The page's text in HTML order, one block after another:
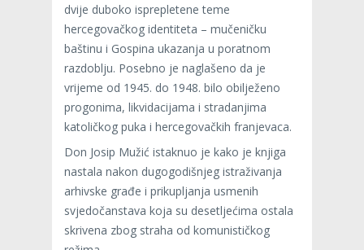
dvije duboko isprepletene teme
hercegovačkog identiteta – mučeničku
baštinu i Gospina ukazanja u poratnom
razdoblju. Posebno je naglašeno da je
vrijeme od 1945. do 1948. bilo obilježeno
progonima, likvidacijama i stradanjima
katoličkog puka i hercegovačkih franjevaca.
Don Josip Mužić istaknuo je kako je knjiga
nastala nakon dugogodišnjeg istraživanja
arhivske građe i prikupljanja usmenih
svjedočanstava koja su desetljećima ostala
skrivena zbog straha od komunističkog